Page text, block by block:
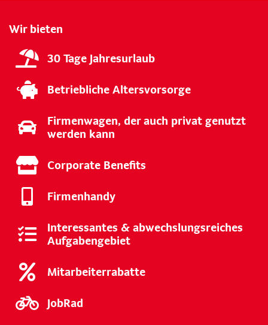
Wir bieten
30 Tage Jahresurlaub
Betriebliche Altersvorsorge
Firmenwagen, der auch privat genutzt
werden kann
Corporate Benefits
Firmenhandy
Interessantes & abwechslungsreiches
Aufgabengebiet
Mitarbeiterrabatte
JobRad